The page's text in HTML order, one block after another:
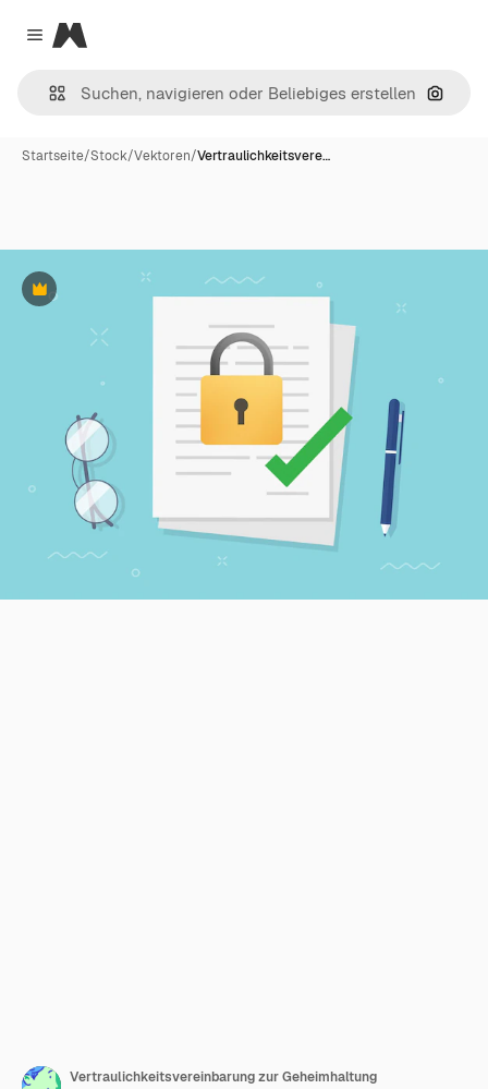
Close menu
Magnific
Nach
Startseite/Stock/Vektoren/Vertraulichkeitsvere…
Premium
Vertraulichkeitsvereinbarung zur Geheimhaltung